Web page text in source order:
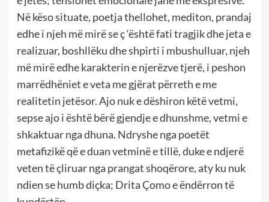
Në këso situate, poetja thellohet, mediton, prandaj
edhe i njeh më mirë se ç ‘është fati tragjik dhe jeta e
realizuar, boshllëku dhe shpirti i mbushulluar, njeh
më mirë edhe karakterin e njerëzve tjerë, i peshon
marrëdhëniet e veta me gjërat përreth e me
realitetin jetësor. Ajo nuk e dëshiron këtë vetmi,
sepse ajo i është bërë gjendje e dhunshme, vetmi e
shkaktuar nga dhuna. Ndryshe nga poetët
metafizikë që e duan vetminë e tillë, duke e ndjerë
veten të çliruar nga prangat shoqërore, aty ku nuk
ndien se humb diçka; Drita Çomo e ëndërron të